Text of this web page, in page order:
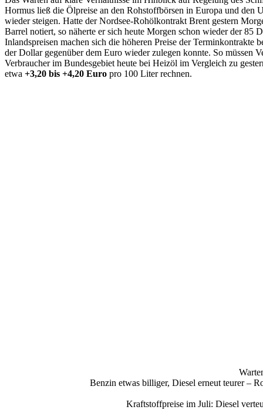
Hormus ließ die Ölpreise an den Rohstoffbörsen in Europa und den
wieder steigen. Hatte der Nordsee-Rohölkontrakt Brent gestern
Barrel notiert, so näherte er sich heute Morgen schon wieder der 85
Inlandspreisen machen sich die höheren Preise der Terminkontrakte
der Dollar gegenüber dem Euro wieder zulegen konnte. So müssen
Verbraucher im Bundesgebiet heute bei Heizöl im Vergleich zu
etwa +3,20 bis +4,20 Euro pro 100 Liter rechnen.
Benzin etwas billiger, Diesel erneut teurer –
Kraftstoffpreise im Juli: Diesel